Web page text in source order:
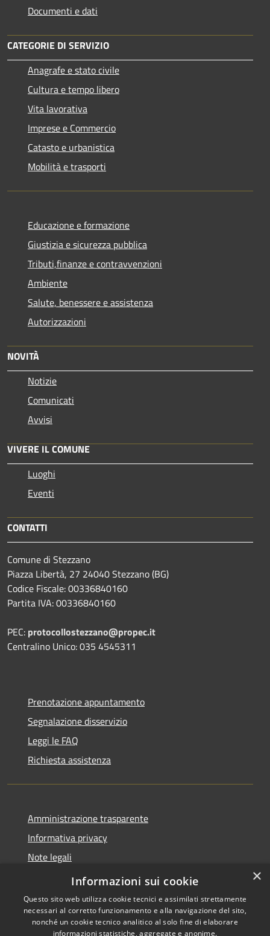
Documenti e dati
CATEGORIE DI SERVIZIO
Anagrafe e stato civile
Cultura e tempo libero
Vita lavorativa
Imprese e Commercio
Catasto e urbanistica
Mobilità e trasporti
Educazione e formazione
Giustizia e sicurezza pubblica
Tributi,finanze e contravvenzioni
Ambiente
Salute, benessere e assistenza
Autorizzazioni
NOVITÀ
Notizie
Comunicati
Avvisi
VIVERE IL COMUNE
Luoghi
Eventi
CONTATTI
Comune di Stezzano
Piazza Libertà, 27 24040 Stezzano (BG)
Codice Fiscale: 00336840160
Partita IVA: 00336840160
PEC: protocollostezzano@propec.it
Centralino Unico: 035 4545311
Prenotazione appuntamento
Segnalazione disservizio
Leggi le FAQ
Richiesta assistenza
Amministrazione trasparente
Informativa privacy
Note legali
Dichiarazione di accessibilità
×
Informazioni sui cookie
Questo sito web utilizza cookie tecnici e assimilati strettamente
necessari al corretto funzionamento e alla navigazione del sito,
nonché un cookie tecnico analitico al solo fine di elaborare
informazioni statistiche, aggregate e anonime.